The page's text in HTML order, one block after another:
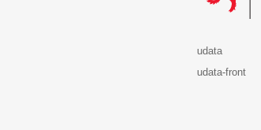
udata
udata-front